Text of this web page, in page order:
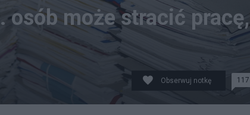
osób może stracić pracę,
Obserwuj notkę 117